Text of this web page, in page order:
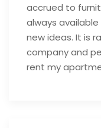
accrued to
always
new ideas. It is
company and
rent my